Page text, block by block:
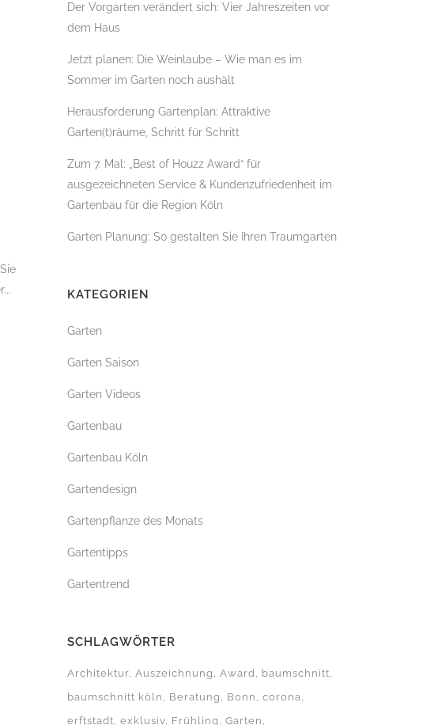
& SCHWIMMBADBAU
RAUM – DER
SERVICE
Der Vorgarten verändert sich: Vier Jahreszeiten vor
dem Haus
Jetzt planen: Die Weinlaube – Wie man es im
Sommer im Garten noch aushält
Herausforderung Gartenplan: Attraktive
Garten(t)räume, Schritt für Schritt
Zum 7. Mal: „Best of Houzz Award“ für
ausgezeichneten Service & Kundenzufriedenheit im
Gartenbau für die Region Köln
Garten Planung: So gestalten Sie Ihren Traumgarten
KATEGORIEN
Garten
Garten Saison
Garten Videos
Gartenbau
Gartenbau Köln
Gartendesign
Gartenpflanze des Monats
Gartentipps
Gartentrend
SCHLAGWÖRTER
Architektur Auszeichnung Award
baumschnitt
baumschnitt köln
Beratung Bonn
corona
erftstadt
exklusiv Frühling Garten
KUNDEN ÜBER UNS
Houzz